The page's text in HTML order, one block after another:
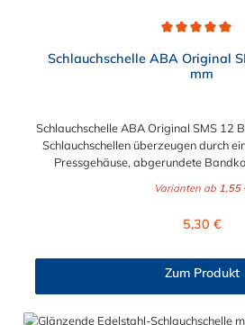
Schlauchschelle ABA Original
mm
Schlauchschelle ABA Original SMS 12
Schlauchschellen überzeugen durch
Pressgehäuse, abgerundete
störungssichere Schlauchschelle mit
SMS mit 12 Bandbreite hat einen
Schlauchschelle ist ebenfalls wählbar.
Stahl oder Edelstahl für die
Varianten ab 1,55
Regulärer
5,30 €
Zum Produkt